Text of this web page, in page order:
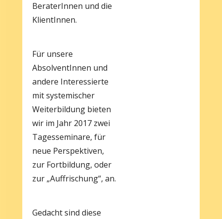
BeraterInnen und die
KlientInnen.
Für unsere
AbsolventInnen und
andere Interessierte
mit systemischer
Weiterbildung bieten
wir im Jahr 2017 zwei
Tagesseminare, für
neue Perspektiven,
zur Fortbildung, oder
zur „Auffrischung“, an.
Gedacht sind diese